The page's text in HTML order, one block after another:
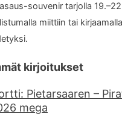
souvenir tarjolla
miittiin tai
kirjoitukset
Pietarsaaren –
mega